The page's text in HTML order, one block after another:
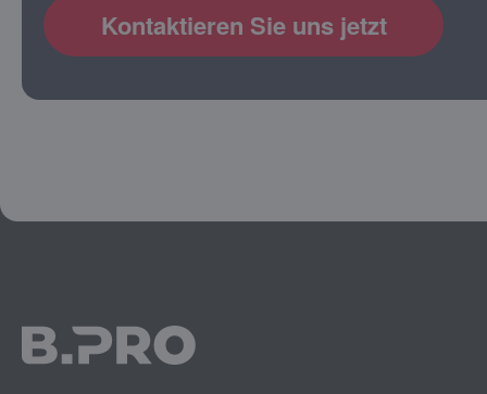
Kontaktieren Sie uns jetzt